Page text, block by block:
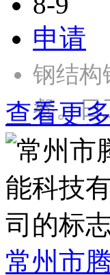
申请
钢结构
餐。
查看更
常州市